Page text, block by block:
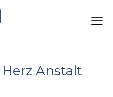
Anstalt